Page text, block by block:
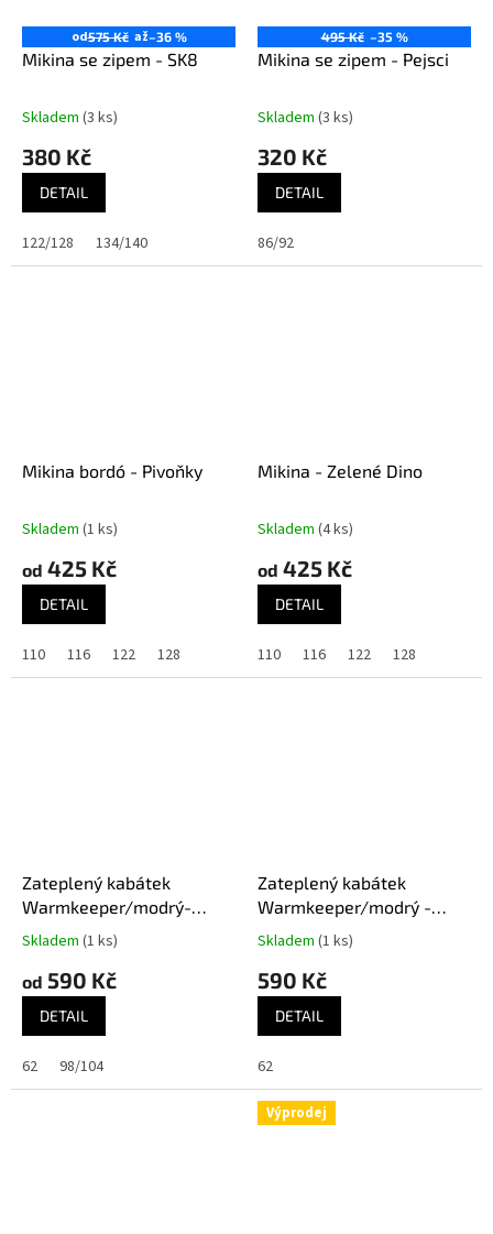
od575 Kč až–36 %
Mikina se zipem - SK8
Skladem (3 ks)
380 Kč
DETAIL
122/128 134/140
495 Kč –35 %
Mikina se zipem - Pejsci
Skladem (3 ks)
320 Kč
DETAIL
86/92
Mikina bordó - Pivoňky
Skladem (1 ks)
od 425 Kč
DETAIL
110 116 122 128
Mikina - Zelené Dino
Skladem (4 ks)
od 425 Kč
DETAIL
110 116 122 128
Zateplený kabátek
Warmkeeper/modrý-
Forest
Skladem (1 ks)
od 590 Kč
DETAIL
62 98/104
Zateplený kabátek
Warmkeeper/modrý -
Machinery
Skladem (1 ks)
590 Kč
DETAIL
62
Výprodej